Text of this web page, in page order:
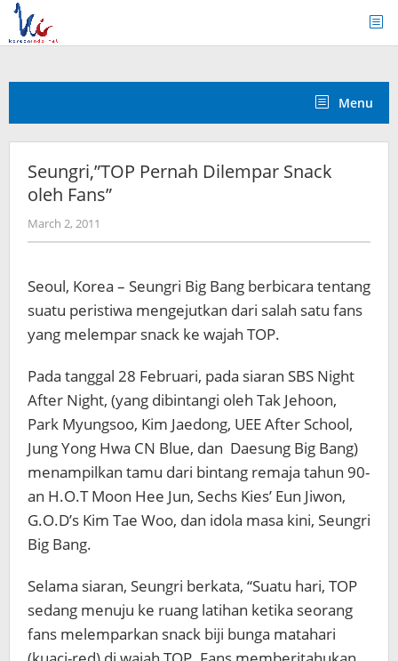
Skip
content
Menu
Seungri,”TOP Pernah Dilempar Snack
oleh Fans”
March 2, 2011
Koreanindo
Seoul, Korea – Seungri Big Bang berbicara tentang
suatu peristiwa mengejutkan dari salah satu fans
yang melempar snack ke wajah TOP.
Pada tanggal 28 Februari, pada siaran SBS Night
After Night, (yang dibintangi oleh Tak Jehoon,
Park Myungsoo, Kim Jaedong, UEE After School,
Jung Yong Hwa CN Blue, dan Daesung Big Bang)
menampilkan tamu dari bintang remaja tahun 90-
an H.O.T Moon Hee Jun, Sechs Kies’ Eun Jiwon,
G.O.D’s Kim Tae Woo, dan idola masa kini, Seungri
Big Bang.
Selama siaran, Seungri berkata, “Suatu hari, TOP
sedang menuju ke ruang latihan ketika seorang
fans melemparkan snack biji bunga matahari